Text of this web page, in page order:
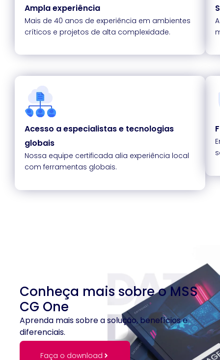
Ampla experiência
Mais de 40 anos de experiência em ambientes
críticos e projetos de alta complexidade.
Acesso a especialistas e tecnologias
globais
Nossa equipe certificada alia experiência local
com ferramentas globais.
Conheça mais sobre o MSS
CG One
Aprenda mais sobre a solução, benefícios e
diferenciais.
Faça o download